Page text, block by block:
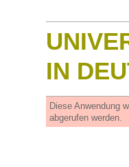
IN
Diese Anwendung
abgerufen werden.